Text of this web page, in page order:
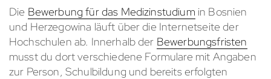
Die Bewerbung für das Medizinstudium in Bosnien
und Herzegowina läuft über die Internetseite der
Hochschulen ab. Innerhalb der Bewerbungsfristen
musst du dort verschiedene Formulare mit Angaben
zur Person, Schulbildung und bereits erfolgten